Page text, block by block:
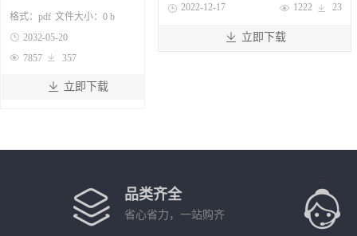
格式： pdf 文件大小： 0 b
 2032-05-20
 7857  357
 立即下载
 2022-12-17  1222  23
 立即下载
品类齐全
省心省力，一站购齐